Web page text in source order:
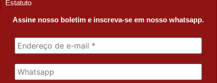
Estatuto
Assine nosso boletim e inscreva-se em nosso whatsapp.